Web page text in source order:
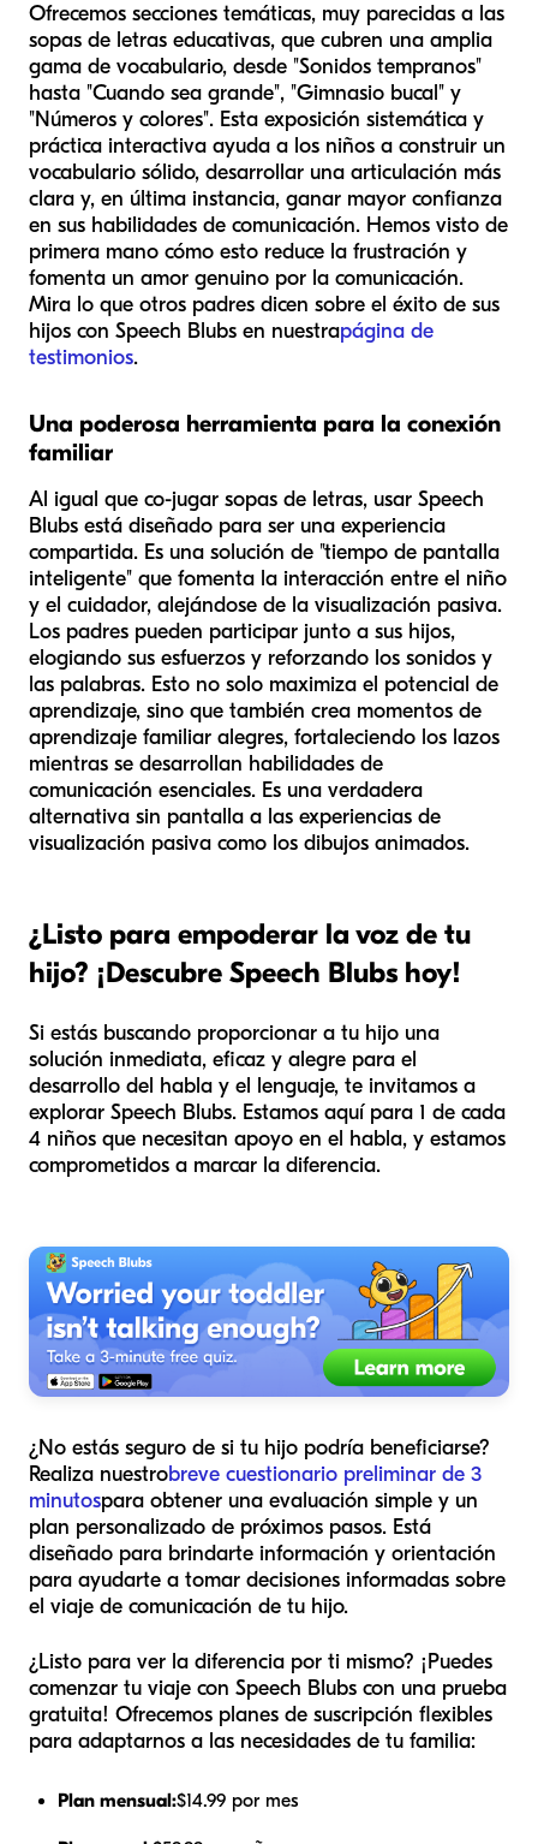
Ofrecemos secciones temáticas, muy parecidas a las
sopas de letras educativas, que cubren una amplia
gama de vocabulario, desde "Sonidos tempranos"
hasta "Cuando sea grande", "Gimnasio bucal" y
"Números y colores". Esta exposición sistemática y
práctica interactiva ayuda a los niños a construir un
vocabulario sólido, desarrollar una articulación más
clara y, en última instancia, ganar mayor confianza
en sus habilidades de comunicación. Hemos visto de
primera mano cómo esto reduce la frustración y
fomenta un amor genuino por la comunicación.
Mira lo que otros padres dicen sobre el éxito de sus
hijos con Speech Blubs en nuestrapágina de
testimonios.
Una poderosa herramienta para la conexión
familiar
Al igual que co-jugar sopas de letras, usar Speech
Blubs está diseñado para ser una experiencia
compartida. Es una solución de "tiempo de pantalla
inteligente" que fomenta la interacción entre el niño
y el cuidador, alejándose de la visualización pasiva.
Los padres pueden participar junto a sus hijos,
elogiando sus esfuerzos y reforzando los sonidos y
las palabras. Esto no solo maximiza el potencial de
aprendizaje, sino que también crea momentos de
aprendizaje familiar alegres, fortaleciendo los lazos
mientras se desarrollan habilidades de
comunicación esenciales. Es una verdadera
alternativa sin pantalla a las experiencias de
visualización pasiva como los dibujos animados.
¿Listo para empoderar la voz de tu
hijo? ¡Descubre Speech Blubs hoy!
Si estás buscando proporcionar a tu hijo una
solución inmediata, eficaz y alegre para el
desarrollo del habla y el lenguaje, te invitamos a
explorar Speech Blubs. Estamos aquí para 1 de cada
4 niños que necesitan apoyo en el habla, y estamos
comprometidos a marcar la diferencia.
¿No estás seguro de si tu hijo podría beneficiarse?
Realiza nuestrobreve cuestionario preliminar de 3
minutospara obtener una evaluación simple y un
plan personalizado de próximos pasos. Está
diseñado para brindarte información y orientación
para ayudarte a tomar decisiones informadas sobre
el viaje de comunicación de tu hijo.
¿Listo para ver la diferencia por ti mismo? ¡Puedes
comenzar tu viaje con Speech Blubs con una prueba
gratuita! Ofrecemos planes de suscripción flexibles
para adaptarnos a las necesidades de tu familia:
Plan mensual:$14.99 por mes